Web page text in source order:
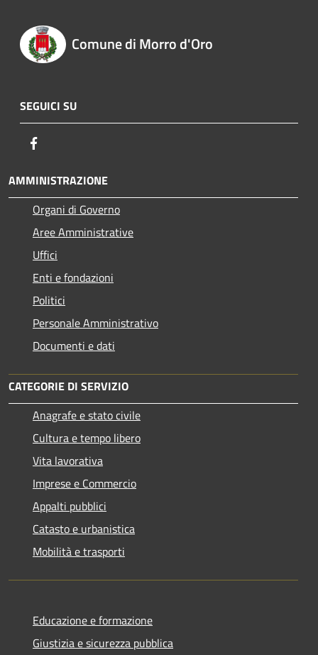
Comune di Morro d'Oro
SEGUICI SU
AMMINISTRAZIONE
Organi di Governo
Aree Amministrative
Uffici
Enti e fondazioni
Politici
Personale Amministrativo
Documenti e dati
CATEGORIE DI SERVIZIO
Anagrafe e stato civile
Cultura e tempo libero
Vita lavorativa
Imprese e Commercio
Appalti pubblici
Catasto e urbanistica
Mobilità e trasporti
Educazione e formazione
Giustizia e sicurezza pubblica